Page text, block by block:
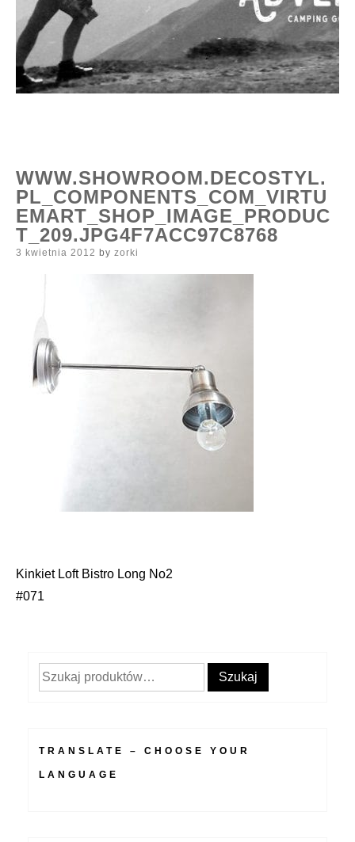
WWW.SHOWROOM.DECOSTYL.
PL_COMPONENTS_COM_VIRTU
EMART_SHOP_IMAGE_PRODUC
T_209.JPG4F7ACC97C8768
Posted
3 kwietnia 2012 by zorki
Nawigacja
Kinkiet Loft Bistro Long No2
#071
Szukaj: Szukaj
TRANSLATE – CHOOSE YOUR
LANGUAGE